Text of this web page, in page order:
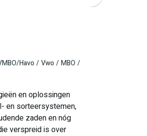
Havo Vwo
MBO
en oplossingen
en sorteersystemen,
zaden en nóg
verspreid is over